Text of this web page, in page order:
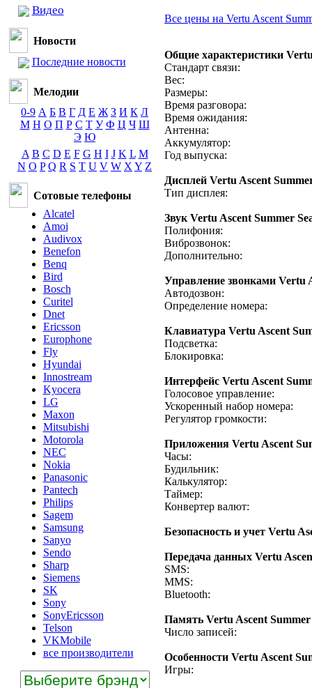
Видео
Новости
Последние новости
Мелодии
0-9 А Б В Г Д Е Ж З И К Л
М Н О П Р С Т У Ф Ц Ч Ш
Э Ю
A B C D E F G H I J K L M
N O P Q R S T U V W X Y Z
Сотовые телефоны
Alcatel
Amoi
Audivox
Benefon
Benq
Bird
Bosch
Curitel
Dnet
Ericsson
Europhone
Fly
Hyundai
Innostream
Kyocera
LG
Maxon
Mitsubishi
Motorola
NEC
Nokia
Panasonic
Pantech
Philips
Sagem
Samsung
Sanyo
Sendo
Sharp
Siemens
SK
Sony
SonyEricsson
Telson
VKMobile
все производители
Все цены на Vertu Ascent
Общие характеристики
Стандарт связи:
Вес:
Размеры:
Время разговора:
Время ожидания:
Антенна:
Аккумулятор:
Год выпуска:
Дисплей Vertu Ascent
Тип дисплея:
Звук Vertu Ascent Summer
Полифония:
Виброзвонок:
Дополнительно:
Управление звонками Vertu
Автодозвон:
Определение номера:
Клавиатура Vertu Ascent
Подсветка:
Блокировка:
Интерфейс Vertu Ascent
Голосовое управление:
Ускоренный набор номера:
Регулятор громкости:
Приложения Vertu Ascent
Часы:
Будильник:
Калькулятор:
Таймер:
Конвертер валют:
Безопасность и учет Vertu
Передача данных Vertu
SMS:
MMS:
Bluetooth:
Память Vertu Ascent Summer
Число записей:
Особенности Vertu Ascent
Игры: